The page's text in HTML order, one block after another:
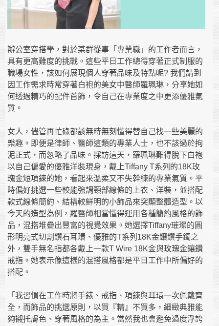
辦公室穿搭學，對於某群從事「專業職」的工作者而言，
具有更高難度的挑戰。這些平日工作總得穿著正式制服的
職場女性，該如何展現個人穿著品味及特點呢? 我們請到
因工作需求時常穿著白袍的美女中醫師羅珮琳，分享她如
何透過精巧的配件首飾，令自己在專業度之中更添優雅氣
質。
女人，儘管再忙碌都該無時無刻懂得替自己找一些美麗的
樂趣。即便是律師、醫師這類的專業人士，也不該過於拘
泥正式，而忽略了品味。採訪這天，羅珮琳難得脫下白袍
以自己偏愛的優雅洋裝現身，戴上Tiffany T系列的18K玫
瑰金短項鍊的她，看起來溫柔又不失幹練的專業氣質。平
時偏好挑選一些較能強調頸部線條的上衣、洋裝，並搭配
款式線條簡約、結構較鮮明的小飾品來突顯整體造型。以
今天的造型為例，羅醫師相當懂得運用各種簡約風格的飾
品，混搭堆疊出豐富的視覺效果。她選擇Tiffany璀璨的圓
形明亮式切割鑽石耳環、優雅的T系列18K金鑲鑽手鐲之
外，雙手無名指都各戴上一款T Wire 18K金與玫瑰金鑲鑽
戒指。她表示像這樣的混搭風格都是平日工作中所偏好的
搭配。
「我習慣在工作時將手錶、戒指、項鍊與耳環一次佩戴齊
全，而飾品的挑選原則，以買『精』不買多，細緻典雅能
夠襯托膚色、穿著風格的為主。當然我也會避免過度浮誇